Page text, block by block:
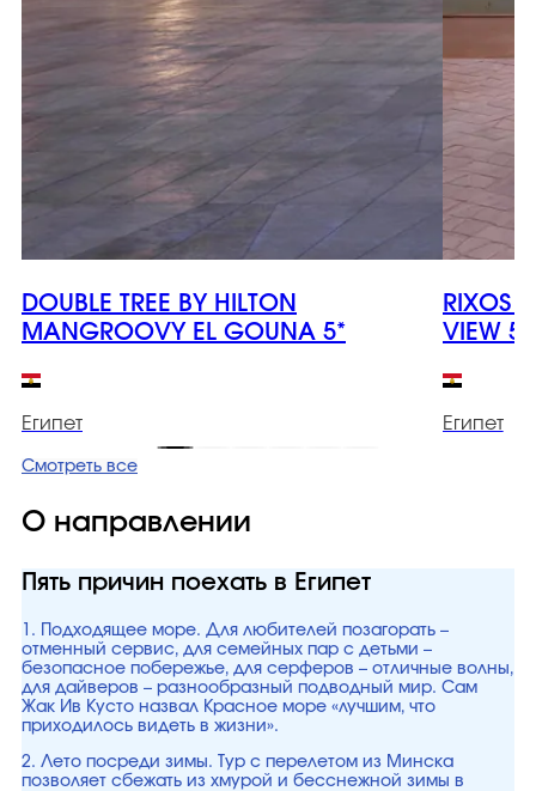
DOUBLE TREE BY HILTON
MANGROOVY EL GOUNA 5*
Египет
RIXOS
VIEW 5*
Египет
Смотреть все
О направлении
Пять причин поехать в Египет
1. Подходящее море. Для любителей позагорать –
отменный сервис, для семейных пар с детьми –
безопасное побережье, для серферов – отличные волны,
для дайверов – разнообразный подводный мир. Сам
Жак Ив Кусто назвал Красное море «лучшим, что
приходилось видеть в жизни».
2. Лето посреди зимы. Тур с перелетом из Минска
позволяет сбежать из хмурой и бесснежной зимы в